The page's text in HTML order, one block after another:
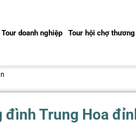
Tour doanh nghiệp Tour hội chợ
đình Trung Hoa